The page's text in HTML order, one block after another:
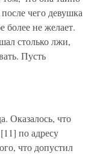
чего девушка
более не желает.
столько лжи,
Пусть
Оказалось, что
по адресу
что допустил